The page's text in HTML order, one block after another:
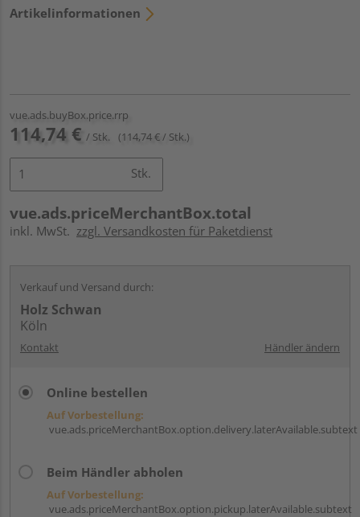
Artikelinformationen
vue.ads.buyBox.price.rrp
114,74 € / Stk. (114,74 € / Stk.)
Stk.
vue.ads.priceMerchantBox.total
inkl. MwSt. zzgl. Versandkosten für Paketdienst
Verkauf und Versand durch:
Holz Schwan
Köln
Kontakt Händler ändern
Online bestellen
Auf Vorbestellung:
vue.ads.priceMerchantBox.option.delivery.laterAvailable.subtext
Beim Händler abholen
Auf Vorbestellung:
vue.ads.priceMerchantBox.option.pickup.laterAvailable.subtext